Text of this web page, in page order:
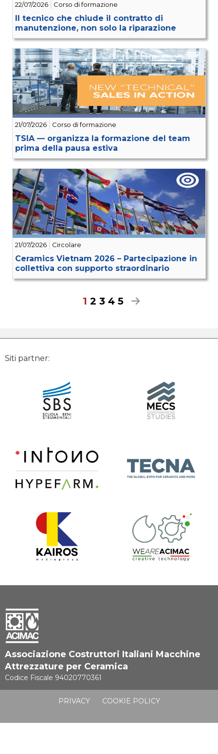
22/07/2026 Corso di formazione
Il tecnico che chiude il contratto di
manutenzione, non solo la riparazione
21/07/2026 Corso di formazione
TSIA — organizza la formazione del team
prima della pausa estiva
21/07/2026 Circolare
Ceramics Vietnam 2026 – Partecipazione in
collettiva con supporto straordinario
1 2 3 4 5
Siti partner:
Associazione Costruttori Italiani Macchine
Attrezzature per Ceramica
Codice Fiscale 94020770361
PRIVACY COOKIE POLICY